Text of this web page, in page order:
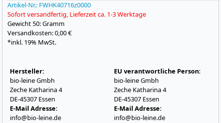
Artikel-Nr.: FWHK40716z0000
Sofort versandfertig, Lieferzeit ca. 1-3 Werktage
Gewicht50: Gramm
Versandkosten: 0,00 €
*inkl. 19% MwSt.
Hersteller:
bio-leine Gmbh
Zeche Katharina 4
DE-45307 Essen
E-Mail Adresse:
info@bio-leine.de
EU verantwortliche Person:
bio-leine Gmbh
Zeche Katharina 4
DE-45307 Essen
E-Mail Adresse:
info@bio-leine.de